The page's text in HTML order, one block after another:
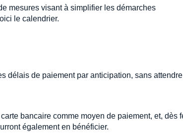
mesures visant à simplifier les démarches
le calendrier.
délais de paiement par anticipation, sans
bancaire comme moyen de paiement, et, dès
également en bénéficier.